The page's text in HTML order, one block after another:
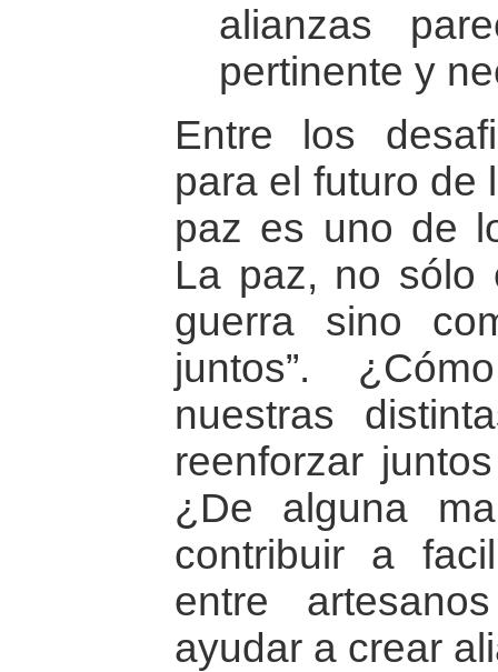
alianzas
pertinente y
Entre los
para el futuro de
paz es uno de
La paz, no sólo
guerra sino
juntos”.
nuestras
reenforzar
¿De alguna
contribuir a
entre
ayudar a crear